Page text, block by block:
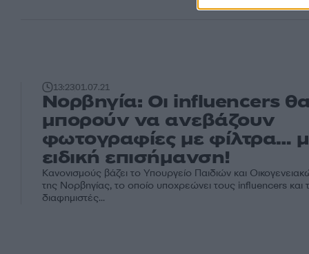
13:2301.07.21
Νορβηγία: Οι influencers
μπορούν να ανεβάζουν
φωτογραφίες με φίλτρα…
ειδική επισήμανση!
Κανονισμούς βάζει το Υπουργείο Παιδιών και
της Νορβηγίας, το οποίο υποχρεώνει τους influencers και
διαφημιστές...